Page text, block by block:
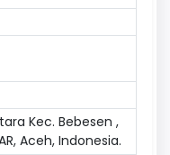
Kec. Bebesen ,
Aceh, Indonesia.